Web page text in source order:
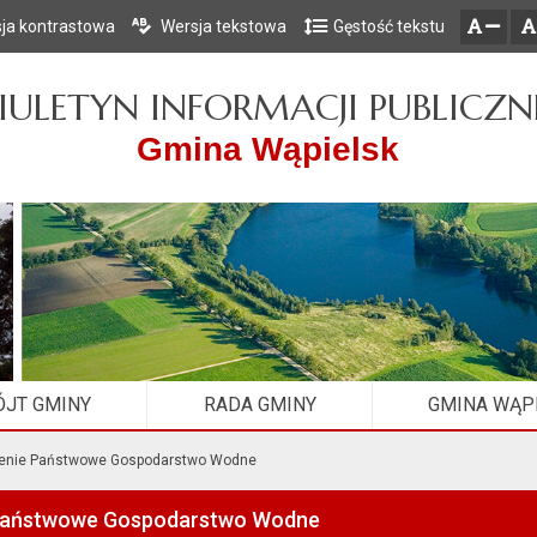
Przejdź do głównego menu
Przejdź do treści
Przejdź do mapy serwisu
kontrastowa Wersja tekstowa Gęstość tekstu
INFORMACJI
Gmina Wąpielsk
GMINY RADA GMINY GMINA
Państwowe Gospodarstwo Wodne
Gospodarstwo Wodne